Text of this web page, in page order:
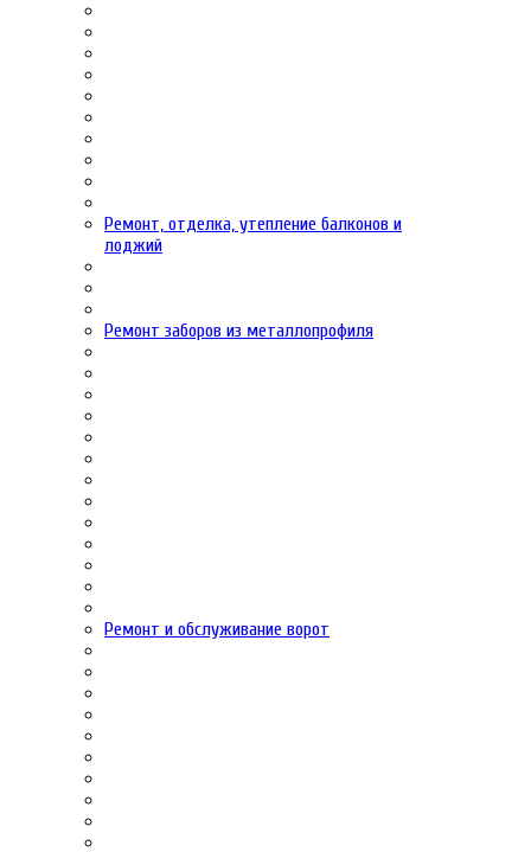
Ремонт, отделка, утепление балконов и
лоджий
Ремонт заборов из металлопрофиля
Ремонт и обслуживание ворот